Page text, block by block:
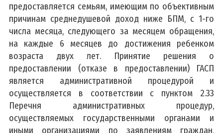
предоставляется семьям, имеющим по объективным
причинам среднедушевой доход ниже БПМ, с 1-го
числа месяца, следующего за месяцем обращения,
на каждые 6 месяцев до достижения ребенком
возраста двух лет. Принятие решения о
предоставлении (отказе в предоставлении) ГАСП
является административной процедурой и
осуществляется в соответствии с пунктом 2.33
Перечня административных процедур,
осуществляемых государственными органами и
иными организациями по заявлениям граждан,